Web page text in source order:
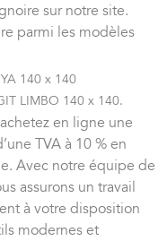
sur notre site.
parmi les modèles
140 x 140
LIMBO 140 x 140.
en ligne une
TVA à 10 % en
Avec notre équipe de
assurons un travail
à votre disposition
modernes et